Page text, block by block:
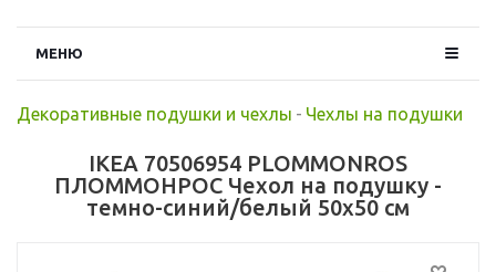
МЕНЮ
Декоративные подушки и чехлы - Чехлы на подушки
IKEA 70506954 PLOMMONROS
ПЛОММОНРОС Чехол на подушку -
темно-синий/белый 50x50 см